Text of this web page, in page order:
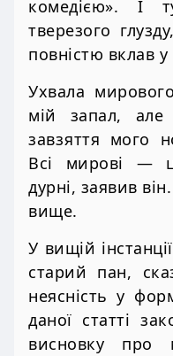
комедією». І
тверезого
повністю вклав у
Ухвала
мій запал,
завзяття мого
Всі мирові —
дурні, заявив
вище.
У вищій
старий пан,
неясність у
даної статті
висновку про